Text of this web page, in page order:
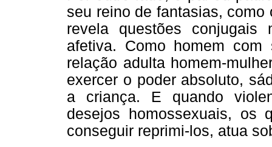
seu reino de fantasias,
revela questões
afetiva. Como homem
relação adulta homem-
exercer o poder absoluto,
a criança. E quando
desejos homossexuais, os
conseguir reprimi-los, atua